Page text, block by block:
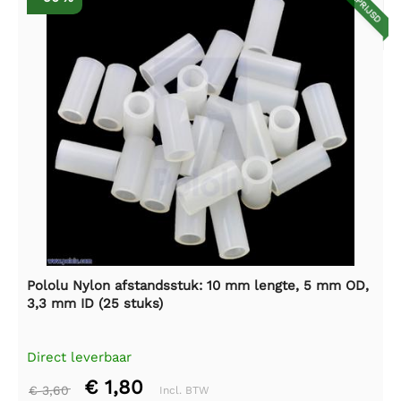
Pololu Nylon afstandsstuk: 10 mm lengte, 5 mm OD,
3,3 mm ID (25 stuks)
Direct leverbaar
€ 3,60 € 1,80 Incl. BTW